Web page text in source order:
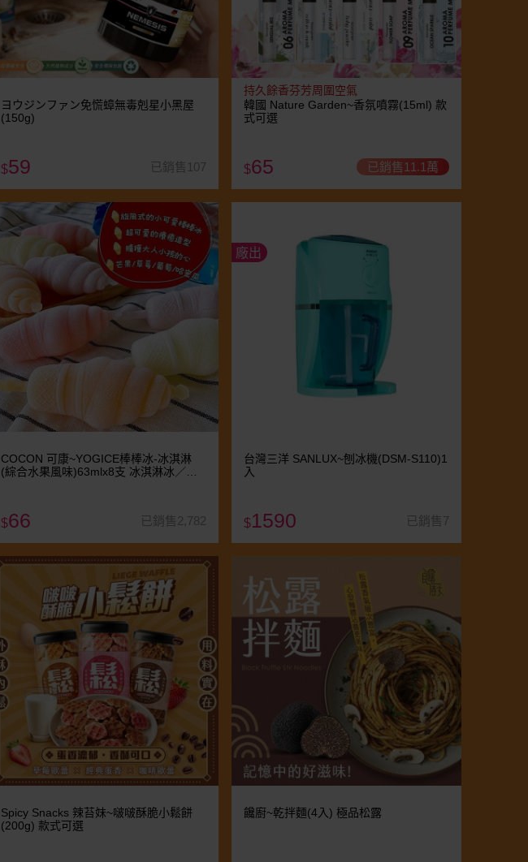
ヨウジンファン免慌蟑無毒剋星小黑屋
(150g)
$59 已銷售107
持久餘香芬芳周圍空氣
韓國 Nature Garden~香氛噴霧(15ml) 款
式可選
$65 已銷售11.1萬
COCON 可康~YOGICE棒棒冰-冰淇淋
(綜合水果風味)63mlx8支 冰淇淋冰／果
$66 已銷售2,782
廠出
台灣三洋 SANLUX~刨冰機(DSM-S110)1
入
$1590 已銷售7
Spicy Snacks 辣苔妹~啵啵酥脆小鬆餅
(200g) 款式可選
饞廚~乾拌麵(4入) 極品松露